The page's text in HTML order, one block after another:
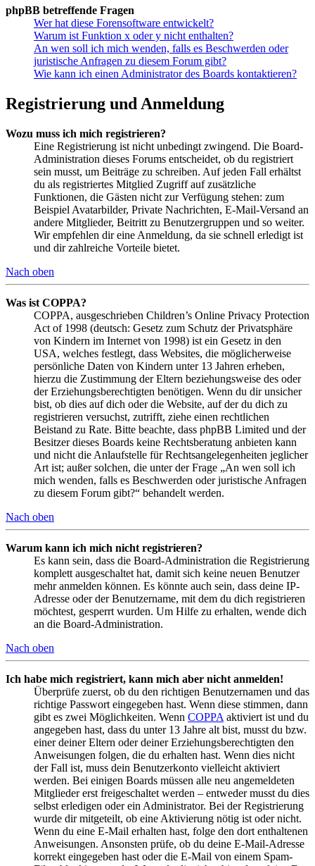
phpBB betreffende Fragen
Wer hat diese Forensoftware entwickelt?
Warum ist Funktion x oder y nicht enthalten?
An wen soll ich mich wenden, falls es Beschwerden oder
juristische Anfragen zu diesem Forum gibt?
Wie kann ich einen Administrator des Boards kontaktieren?
Registrierung und Anmeldung
Wozu muss ich mich registrieren?
Eine Registrierung ist nicht unbedingt zwingend. Die Board-
Administration dieses Forums entscheidet, ob du registriert
sein musst, um Beiträge zu schreiben. Auf jeden Fall erhältst
du als registriertes Mitglied Zugriff auf zusätzliche
Funktionen, die Gästen nicht zur Verfügung stehen: zum
Beispiel Avatarbilder, Private Nachrichten, E-Mail-Versand an
andere Mitglieder, Beitritt zu Benutzergruppen und so weiter.
Wir empfehlen dir eine Anmeldung, da sie schnell erledigt ist
und dir zahlreiche Vorteile bietet.
Nach oben
Was ist COPPA?
COPPA, ausgeschrieben Children’s Online Privacy Protection
Act of 1998 (deutsch: Gesetz zum Schutz der Privatsphäre
von Kindern im Internet von 1998) ist ein Gesetz in den
USA, welches festlegt, dass Websites, die möglicherweise
persönliche Daten von Kindern unter 13 Jahren erheben,
hierzu die Zustimmung der Eltern beziehungsweise des oder
der Erziehungsberechtigten benötigen. Wenn du dir unsicher
bist, ob dies auf dich oder die Website, auf der du dich zu
registrieren versuchst, zutrifft, ziehe einen rechtlichen
Beistand zu Rate. Bitte beachte, dass phpBB Limited und der
Besitzer dieses Boards keine Rechtsberatung anbieten kann
und nicht die Anlaufstelle für Rechtsangelegenheiten jeglicher
Art ist; außer solchen, die unter der Frage „An wen soll ich
mich wenden, falls es Beschwerden oder juristische Anfragen
zu diesem Forum gibt?“ behandelt werden.
Nach oben
Warum kann ich mich nicht registrieren?
Es kann sein, dass die Board-Administration die Registrierung
komplett ausgeschaltet hat, damit sich keine neuen Benutzer
mehr anmelden können. Es könnte auch sein, dass deine IP-
Adresse oder der Benutzername, mit dem du dich registrieren
möchtest, gesperrt wurden. Um Hilfe zu erhalten, wende dich
an die Board-Administration.
Nach oben
Ich habe mich registriert, kann mich aber nicht anmelden!
Überprüfe zuerst, ob du den richtigen Benutzernamen und das
richtige Passwort eingegeben hast. Wenn diese stimmen, dann
gibt es zwei Möglichkeiten. Wenn COPPA aktiviert ist und du
angegeben hast, dass du unter 13 Jahre alt bist, musst du bzw.
einer deiner Eltern oder deiner Erziehungsberechtigten den
Anweisungen folgen, die du erhalten hast. Wenn dies nicht
der Fall ist, muss dein Benutzerkonto vielleicht aktiviert
werden. Bei einigen Boards müssen alle neu angemeldeten
Mitglieder erst freigeschaltet werden – entweder musst du dies
selbst erledigen oder ein Administrator. Bei der Registrierung
wurde dir mitgeteilt, ob eine Aktivierung nötig ist oder nicht.
Wenn du eine E-Mail erhalten hast, folge den dort enthaltenen
Anweisungen. Ansonsten prüfe, ob du deine E-Mail-Adresse
korrekt eingegeben hast oder die E-Mail von einem Spam-